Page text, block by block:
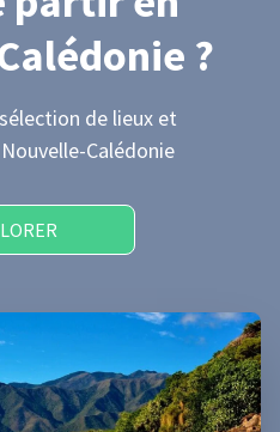
?
de lieux et
Calédonie